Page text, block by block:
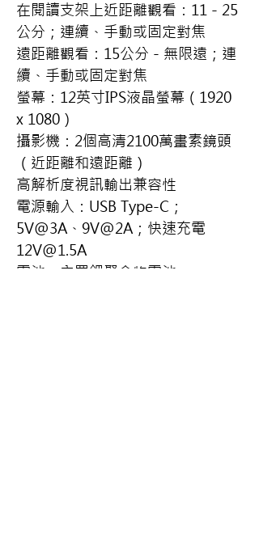
在閱讀支架上近距離觀看：11 - 25
公分；連續、手動或固定對焦
遠距離觀看：15公分 - 無限遠；連
續、手動或固定對焦
螢幕：12英寸IPS液晶螢幕（1920
x 1080）
攝影機：2個高清2100萬畫素鏡頭
（近距離和遠距離）
高解析度視訊輸出兼容性
電源輸入：USB Type-C；
5V@3A、9V@2A；快速充電
12V@1.5A
電池：內置鋰聚合物電池，